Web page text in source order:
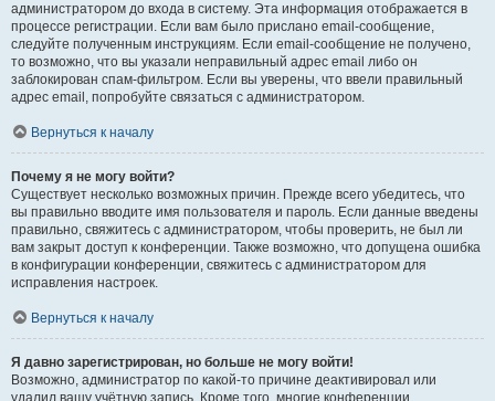
администратором до входа в систему. Эта информация отображается в
процессе регистрации. Если вам было прислано email-сообщение,
следуйте полученным инструкциям. Если email-сообщение не получено,
то возможно, что вы указали неправильный адрес email либо он
заблокирован спам-фильтром. Если вы уверены, что ввели правильный
адрес email, попробуйте связаться с администратором.
Вернуться к началу
Почему я не могу войти?
Существует несколько возможных причин. Прежде всего убедитесь, что
вы правильно вводите имя пользователя и пароль. Если данные введены
правильно, свяжитесь с администратором, чтобы проверить, не был ли
вам закрыт доступ к конференции. Также возможно, что допущена ошибка
в конфигурации конференции, свяжитесь с администратором для
исправления настроек.
Вернуться к началу
Я давно зарегистрирован, но больше не могу войти!
Возможно, администратор по какой-то причине деактивировал или
удалил вашу учётную запись. Кроме того, многие конференции